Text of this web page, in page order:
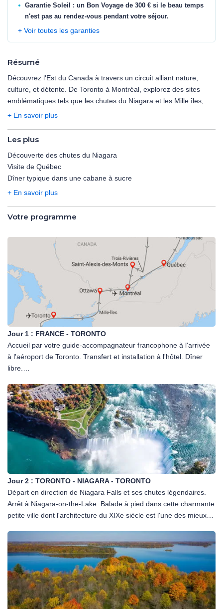
Garantie Soleil : un Bon Voyage de 300 € si le beau temps
n'est pas au rendez-vous pendant votre séjour.
+ Voir toutes les garanties
Résumé
Découvrez l'Est du Canada à travers un circuit alliant nature,
culture, et détente. De Toronto à Montréal, explorez des sites
emblématiques tels que les chutes du Niagara et les Mille îles,
plongez dans l'histoire fascinante du Québec et de ses environs,
autocar afin de couvrir l'ensemble des sites majeurs du
programme. Les hôtels, souvent situés en périphérie des villes ou
à proximité des zones naturelles, sont généralement fonctionnels
mais peuvent parfois paraître un peu datés, reflétant un confort
grands espaces. Il est également important de noter que la
européennes, notamment avec des petits déjeuners
généralement plus simples.
+ En savoir plus
Les plus
Découverte des chutes du Niagara
Visite de Québec
Dîner typique dans une cabane à sucre
+ En savoir plus
Votre programme
Jour 1 : FRANCE - TORONTO
Accueil par votre guide-accompagnateur francophone à l'arrivée
à l'aéroport de Toronto. Transfert et installation à l'hôtel. Dîner
libre.
NB : Les transferts depuis l'aéroport de Toronto Pearson
International Airport (YYZ) vers le premier hôtel du circuit seront
effectués par un service de navette de l'hôtel, un autocar ou un
taxi. Cependant, les navettes d'hôtels s'arrêtent souvent à
plusieurs hôtels.
Jour 2 : TORONTO - NIAGARA - TORONTO
Départ en direction de Niagara Falls et ses chutes légendaires.
Arrêt à Niagara-on-the-Lake. Balade à pied dans cette charmante
petite ville dont l'architecture du XIXe siècle est l'une des mieux
Niagara Falls à votre rythme. En option, à réserver et à régler sur
place : croisière au pied des chutes à partir de 55 CAD/personne,
ou survol des chutes en hélicopère à partir de 185
CAD/personne. Retour vers Toronto. À l'arrivée à Toronto, tour
d'orientation de la ville. Cette métropole cosmopolite offre le
spectacle d'une grande ville nord-américaine fourmillant